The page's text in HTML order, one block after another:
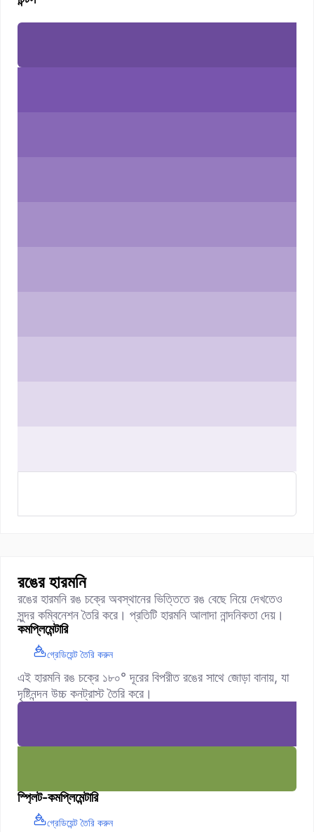
রঙের হারমনি
রঙের হারমনি রঙ চক্রে অবস্থানের ভিত্তিতে রঙ বেছে নিয়ে দেখতেও
সুন্দর কম্বিনেশন তৈরি করে। প্রতিটি হারমনি আলাদা নান্দনিকতা দেয়।
কমপ্লিমেন্টারি
গ্রেডিয়েন্ট তৈরি করুন
এই হারমনি রঙ চক্রে ১৮০° দূরের বিপরীত রঙের সাথে জোড়া বানায়, যা
দৃষ্টিনন্দন উচ্চ কনট্রাস্ট তৈরি করে।
স্প্লিট-কমপ্লিমেন্টারি
গ্রেডিয়েন্ট তৈরি করুন